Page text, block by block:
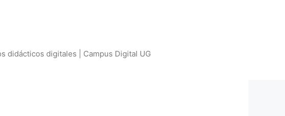
didácticos digitales | Campus Digital UG